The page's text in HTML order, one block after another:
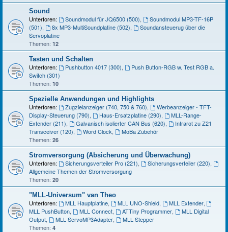
Sound
Unterforen: Soundmodul für JQ6500 (500)
Soundmodul MP3-TF-16P
(501)
8x MP3-MultiSoundplatine (502)
Soundansteuerug über die
Servoplatine
Themen: 12
Tasten und Schalten
Unterforen: Pushbutton 4017 (300)
Push Button-RGB w. Test RGB a.
Switch (301)
Themen: 10
Spezielle Anwendungen und Highlights
Unterforen: Zugzielanzeiger (740, 750 & 760)
Werbeanzeiger - TFT-
Display-Steuerung (790)
Haus-Ersatzplatine (290)
MLL-Range-
Extender (211)
Galvanisch isolierter CAN Bus (620)
Infrarot zu Z21
Transceiver (120)
Word Clock
MoBa Zubehör
Themen: 26
Stromversorgung (Absicherung und Überwachung)
Unterforen: Sicherungsverteiler Pro (221) Sicherungsverteiler (220)
Allgemeine Themen der Stromversorgung
Themen: 20
"MLL-Universum" van Theo
Unterforen: MLL Hauptplatine, MLL UNO-Shield, MLL Extender,
MLL PushButton
MLL Connect, ATTiny Programmer,
MLL Digital
Output
MLL ServoMP3Adapter,
MLL Stepper
Themen: 4